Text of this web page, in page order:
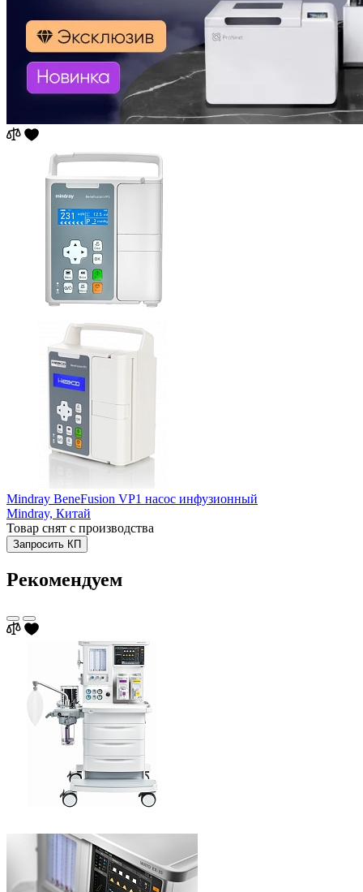
Mindray BeneFusion VP1 насос инфузионный
Mindray, Китай
Товар снят с производства
Запросить КП
Рекомендуем